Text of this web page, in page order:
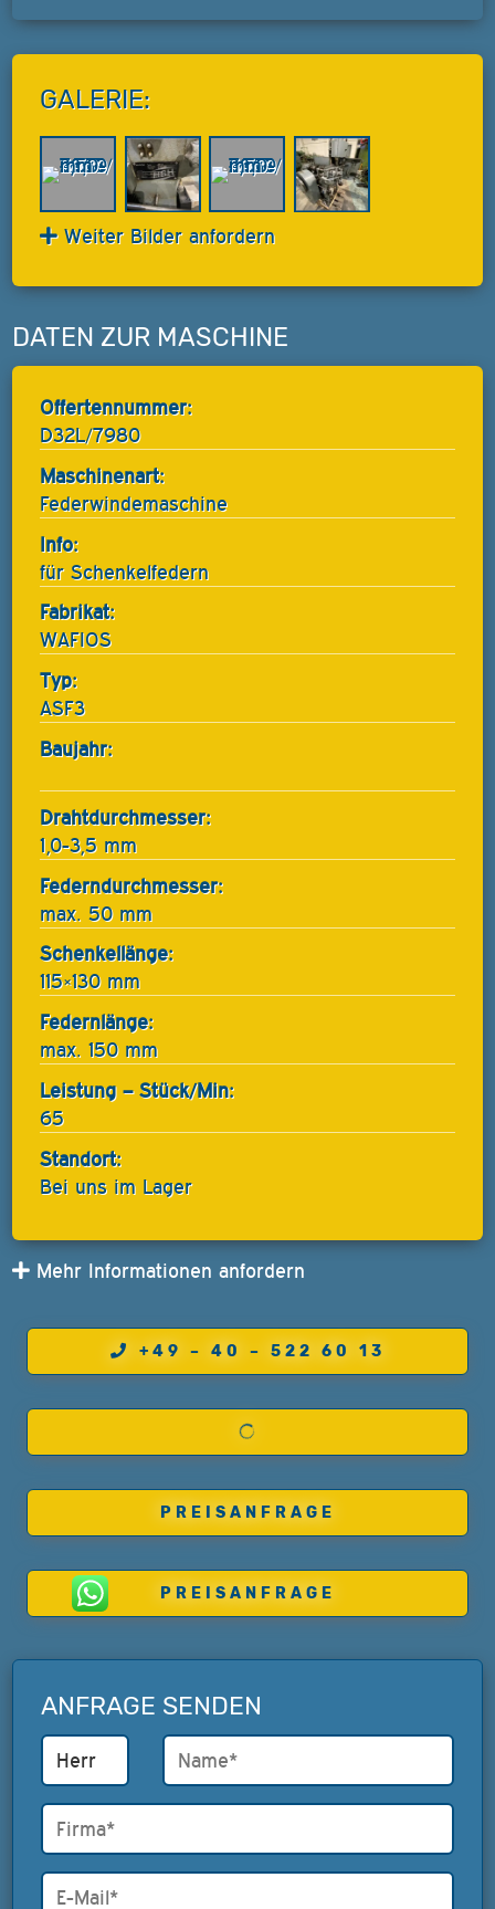
GALERIE:
Weiter Bilder anfordern
DATEN ZUR MASCHINE
Offertennummer:
D32L/7980
Maschinenart:
Federwindemaschine
Info:
für Schenkelfedern
Fabrikat:
WAFIOS
Typ:
ASF3
Baujahr:
Drahtdurchmesser:
1,0-3,5 mm
Federndurchmesser:
max. 50 mm
Schenkellänge:
115×130 mm
Federnlänge:
max. 150 mm
Leistung – Stück/Min:
65
Standort:
Bei uns im Lager
Mehr Informationen anfordern
+49 – 40 – 522 60 13
PREISANFRAGE
PREISANFRAGE
ANFRAGE SENDEN